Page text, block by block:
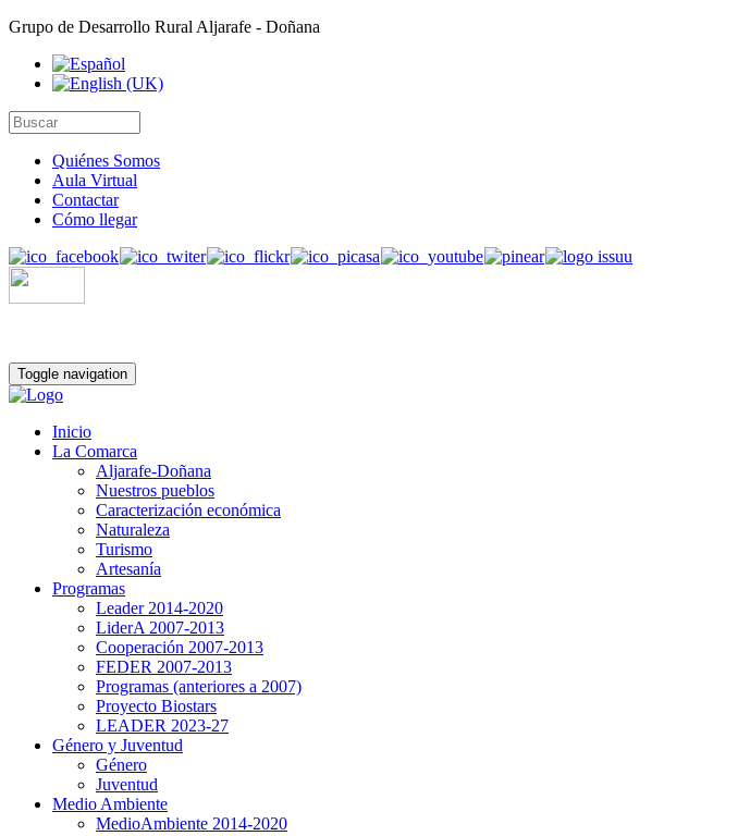
Grupo de Desarrollo Rural Aljarafe - Doñana
Quiénes Somos
Aula Virtual
Contactar
Cómo llegar
Toggle navigation
Inicio
La Comarca
Aljarafe-Doñana
Nuestros pueblos
Caracterización económica
Naturaleza
Turismo
Artesanía
Programas
Leader 2014-2020
LiderA 2007-2013
Cooperación 2007-2013
FEDER 2007-2013
Programas (anteriores a 2007)
Proyecto Biostars
LEADER 2023-27
Género y Juventud
Género
Juventud
Medio Ambiente
MedioAmbiente 2014-2020